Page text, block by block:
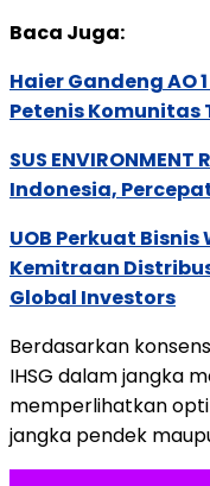
Baca Juga:
Haier Gandeng AO
Petenis Komunitas
SUS
Indonesia,
UOB Perkuat
Kemitraan
Global Investors
Berdasarkan
IHSG dalamjangka
memperlihatkan
jangka pendek